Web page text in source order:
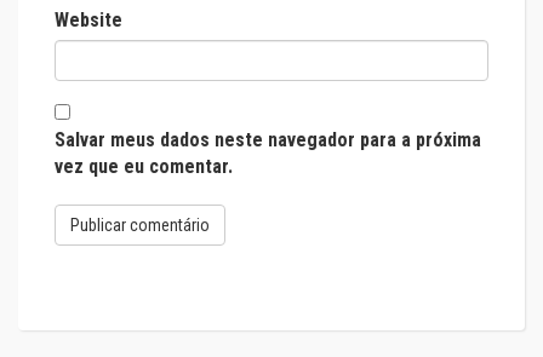
Website
Salvar meus dados neste navegador para a próxima
vez que eu comentar.